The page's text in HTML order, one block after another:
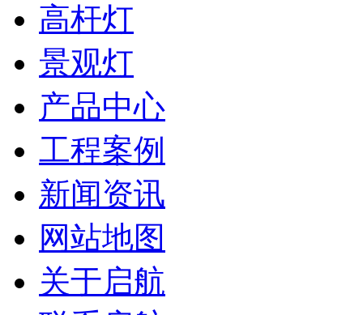
高杆灯
景观灯
产品中心
工程案例
新闻资讯
网站地图
关于启航